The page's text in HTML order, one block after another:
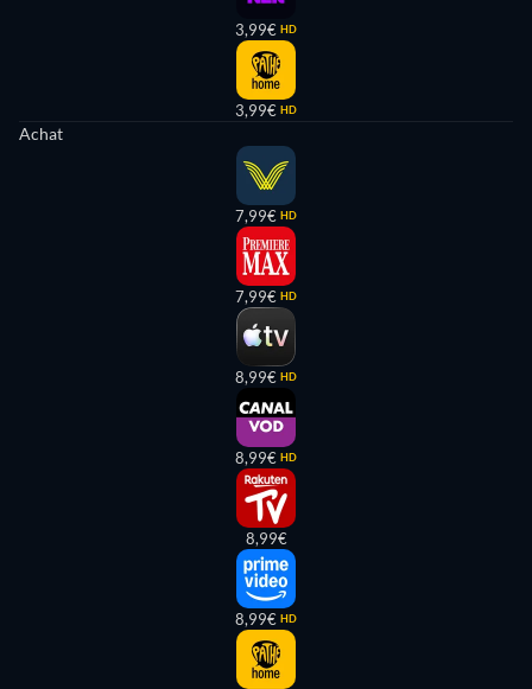
3,99€ HD
3,99€ HD
Achat
7,99€ HD
7,99€ HD
8,99€ HD
8,99€ HD
8,99€
8,99€ HD